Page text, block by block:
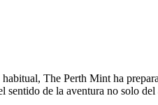
The Perth Mint ha
de la aventura no solo